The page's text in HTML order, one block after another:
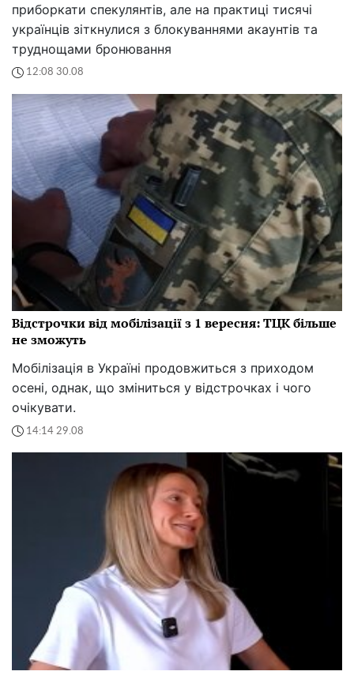
приборкати спекулянтів, але на практиці тисячі
українців зіткнулися з блокуваннями акаунтів та
труднощами бронювання
12:08 30.08
Відстрочки від мобілізації з 1 вересня: ТЦК більше
не зможуть
Мобілізація в Україні продовжиться з приходом
осені, однак, що зміниться у відстрочках і чого
очікувати.
14:14 29.08